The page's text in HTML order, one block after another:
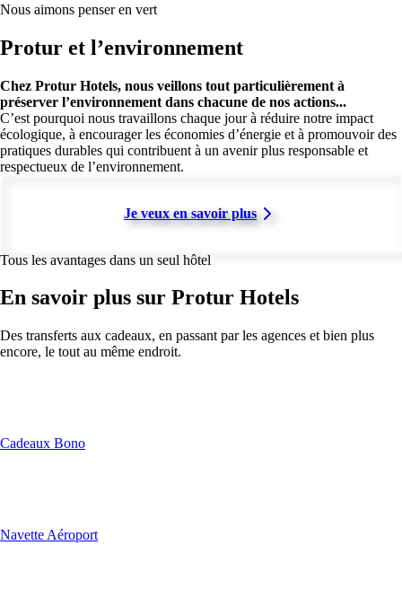
Nous aimons penser en vert
Protur et l’environnement
Chez Protur Hotels, nous veillons tout particulièrement à
préserver l’environnement dans chacune de nos actions...
C’est pourquoi nous travaillons chaque jour à réduire notre impact
écologique, à encourager les économies d’énergie et à promouvoir des
pratiques durables qui contribuent à un avenir plus responsable et
respectueux de l’environnement.
Je veux en savoir plus
Tous les avantages dans un seul hôtel
En savoir plus sur Protur Hotels
Des transferts aux cadeaux, en passant par les agences et bien plus
encore, le tout au même endroit.
Cadeaux Bono
Navette Aéroport